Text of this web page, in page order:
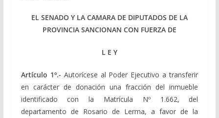
EL SENADO Y LA CAMARA DE DIPUTADOS DE LA
PROVINCIA SANCIONAN CON FUERZA DE
L E Y
Artículo 1º.- Autorícese al Poder Ejecutivo a transferir
en carácter de donación una fracción del inmueble
identificado con la Matrícula Nº 1.662, del
departamento de Rosario de Lerma, a favor de la